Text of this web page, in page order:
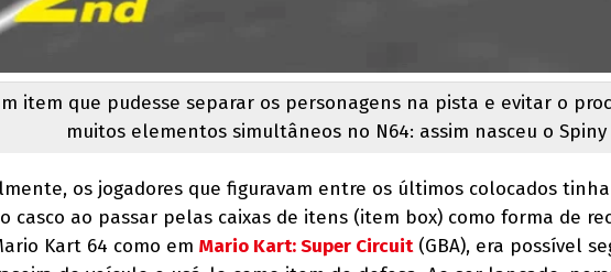
item que pudesse separar os personagens na pista e evitar o
muitos elementos simultâneos no N64: assim nasceu o
os jogadores que figuravam entre os últimos colocados
casco ao passar pelas caixas de itens (item box) como forma de
Kart 64 como em Mario Kart: Super Circuit(GBA), era possível